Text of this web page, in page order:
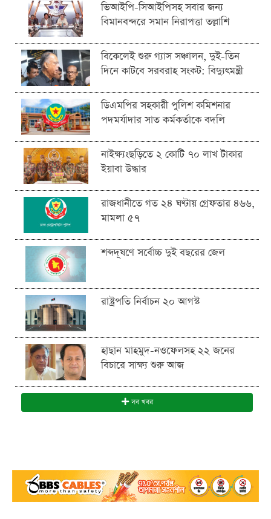
ভিআইপি-সিআইপিসহ সবার জন্য
বিমানবন্দরে সমান নিরাপত্তা তল্লাশি
বিকেলেই শুরু গ্যাস সঞ্চালন, দুই-তিন
দিনে কাটবে সরবরাহ সংকট: বিদ্যুৎমন্ত্রী
ডিএমপির সহকারী পুলিশ কমিশনার
পদমর্যাদার সাত কর্মকর্তাকে বদলি
নাইক্ষ্যংছড়িতে ২ কোটি ৭০ লাখ টাকার
ইয়াবা উদ্ধার
রাজধানীতে গত ২৪ ঘণ্টায় গ্রেফতার ৪৬৬,
মামলা ৫৭
শব্দদূষণে সর্বোচ্চ দুই বছরের জেল
রাষ্ট্রপতি নির্বাচন ২০ আগস্ট
হাছান মাহমুদ-নওফেলসহ ২২ জনের
বিচারে সাক্ষ্য শুরু আজ
সব খবর